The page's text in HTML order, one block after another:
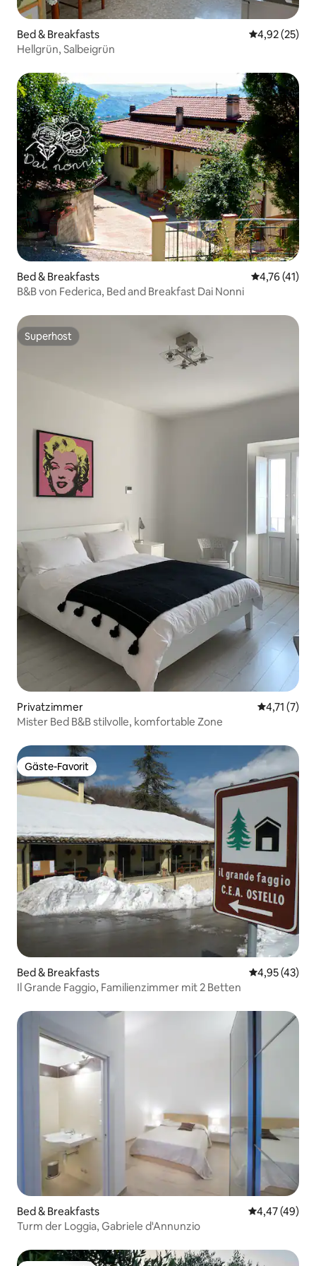
Bed & Breakfasts
4,92 (25)
Hellgrün, Salbeigrün
Bed & Breakfasts
4,76 (41)
B&B von Federica, Bed and Breakfast Dai Nonni
Superhost
Superhost
Privatzimmer
4,71 (7)
Mister Bed B&B stilvolle, komfortable Zone
Gäste-Favorit
Gäste-Favorit
Bed & Breakfasts
4,95 (43)
Il Grande Faggio, Familienzimmer mit 2 Betten
Bed & Breakfasts
4,47 (49)
Turm der Loggia, Gabriele d'Annunzio